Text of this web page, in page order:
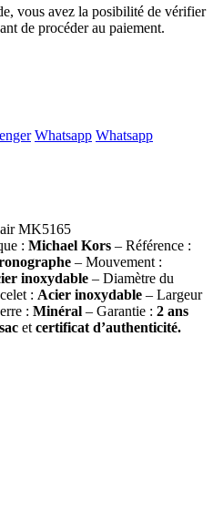
vous avez la posibilité de vérifier
de procéder au paiement.
Whatsapp Whatsapp
MK5165
: Michael Kors – Référence :
– Mouvement :
inoxydable – Diamètre du
: Acier inoxydable – Largeur
: Minéral – Garantie : 2 ans
et certificat d’authenticité.